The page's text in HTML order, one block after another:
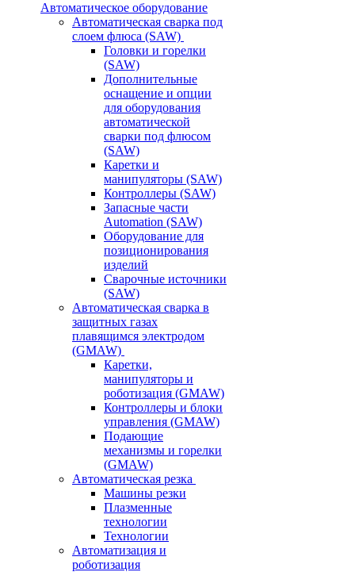
Автоматическое оборудование
Автоматическая сварка под
слоем флюса (SAW)
Головки и горелки
(SAW)
Дополнительные
оснащение и опции
для оборудования
автоматической
сварки под флюсом
(SAW)
Каретки и
манипуляторы (SAW)
Контроллеры (SAW)
Запасные части
Automation (SAW)
Оборудование для
позиционирования
изделий
Сварочные источники
(SAW)
Автоматическая сварка в
защитных газах
плавящимся электродом
(GMAW)
Каретки,
манипуляторы и
роботизация (GMAW)
Контроллеры и блоки
управления (GMAW)
Подающие
механизмы и горелки
(GMAW)
Автоматическая резка
Машины резки
Плазменные
технологии
Технологии
Автоматизация и
роботизация